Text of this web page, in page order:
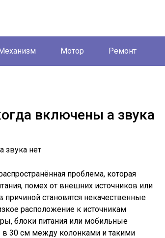
Мотор Ремонт
включены а звука
проблема, которая
помех от внешних источников или
становятся некачественные
расположение к источникам
блоки питания или мобильные
30 см между колонками и такими